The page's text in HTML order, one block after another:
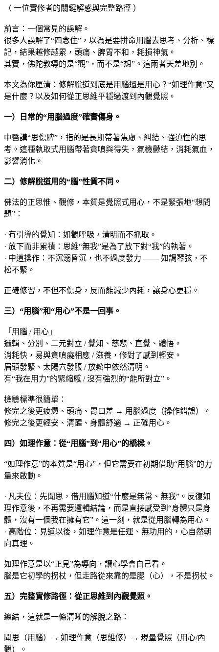
（ 一位實修者的關鍵解惑與完整路徑 ）
前言：一個常見的誤解。
很多人誤解了“四念住”，以為是要拼命用腦去思考、分析、標
記，結果越修越累，頭痛、脾胃不和，耗損神氣。
其實，佛陀教導的是“觀”，而不是“想”。這兩者天差地別。
本文為你厘清：修解脫道到底是用腦還是用心？“如理作意”又
是什麼？以及如何從正思維平穩過渡到內觀覺照。
一）日常的“用腦過度”確實傷身。
中醫講“思傷脾”，指的是長期帶著焦慮、糾結、強迫性的思
考。這種執取式用腦帶著貪嗔與得失，氣機鬱結，消耗氣血，
影響消化。
二）修解脫道用的“腦”性質不同。
佛法的正思惟、觀修，本質是覺照式用心，不是緊張地“想問
題”：
· 有引導的覺知：如觀呼吸，清明而不抓取。
· 放下而非累積：思維“無我”是為了放下對“我”的執著。
· 中道操作：不沉溺昏沉，也不過度發力 —— 如調琴弦，不
松不緊。
正確修習，不但不傷身，反而能減少內耗，讓身心更穩。
三）“用腦”和“用心”不是一回事。
「用腦 / 用心」
邏輯、分別、二元對立 / 覺知、慈悲、直覺、體悟。
消耗快，易與貪嗔癡相應 / 滋養，修對了感到輕安。
眉頭發緊、太陽穴發脹 / 放鬆中依然清明。
有“我在用力”的緊縮感 / 沒有強烈的“能所對立”。
檢驗標準很簡單：
修完之後更疲憊、頭痛、胃口差 → 用腦過度（操作錯誤）。
修完之後更輕安、清醒、身體舒適 → 正確用心。
四）如理作意：從“用腦”到“用心”的橋樑 。
“如理作意”的本質是“用心”，但它需要在初期借助“用腦”的力
量來啟動。
· 凡夫位：先聞思，借用腦知道“什麼是無常、無我”。反復如
理作意後，不再需要邏輯結論，而是直接感受到“身體只是身
體，沒有一個我在擁有它”。這一刻，就是從用腦轉為用心。
· 高階位：見道以後，如理作意是任運、無功用的，心自然朝
向真理。
如理作意是以“正見”為導向，讓心學會自己看。
腦是它初學的拐杖，但走路從來靠的是腿（心），不是拐杖。
五）完整實修路徑：從正思維到內觀覺照。
總結，這就是一條清晰的解脫之路：
聞思（用腦）→ 如理作意（思維修）→ 現量覺照（用心/內
觀）。